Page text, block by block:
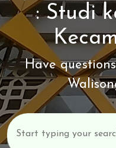
: Studi
Have